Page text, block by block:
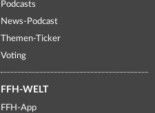
Podcasts
News-Podcast
Themen-Ticker
Voting
FFH-WELT
FFH-App